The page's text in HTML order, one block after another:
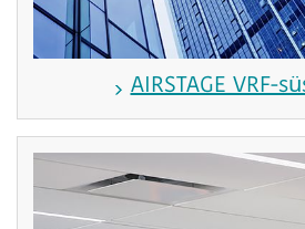
AIRSTAGE VRF-